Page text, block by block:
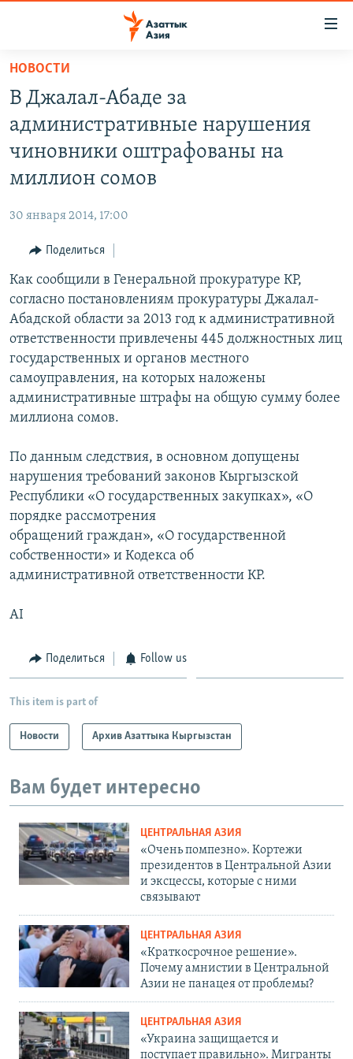
Вернуться
основному
содержанию
главной
Вернутся
поиску
ЦЕНТРАЛЬНАЯ АЗИЯ
НОВОСТИ
ВОЙНА В УКРАИНЕ
КЫРГЫЗЧА
ЎЗБЕКЧА
ТОҶИКӢ
TÜRKMENÇE
ПОДПИШИТЕСЬ НА НАС В СОЦСЕТЯХ
Все сайты РСЕ/РС
НОВОСТИ
В Джалал-Абаде за
административные нарушения
чиновники оштрафованы на
миллион сомов
30 января 2014, 17:00
Поделиться
Как сообщили в Генеральной прокуратуре КР,
согласно постановлениям прокуратуры Джалал-
Абадской области за 2013 год к административной
ответственности привлечены 445 должностных лиц
государственных и органов местного
самоуправления, на которых наложены
административные штрафы на общую сумму более
миллиона сомов.
По данным следствия, в основном допущены
нарушения требований законов Кыргызской
Республики «О государственных закупках», «О
порядке рассмотрения
обращений граждан», «О государственной
собственности» и Кодекса об
административной ответственности КР.
AI
Поделиться Follow us
This item is part of
Новости Архив Азаттыка Кыргызстан
Вам будет интересно
ЦЕНТРАЛЬНАЯ АЗИЯ
«Очень помпезно». Кортежи
президентов в Центральной Азии
и эксцессы, которые с ними
связывают
ЦЕНТРАЛЬНАЯ АЗИЯ
«Краткосрочное решение».
Почему амнистии в Центральной
Азии не панацея от проблемы?
ЦЕНТРАЛЬНАЯ АЗИЯ
«Украина защищается и
поступает правильно». Мигранты